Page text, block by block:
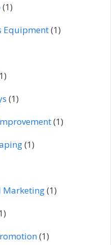
(1)
Equipment(1)
(1)
(1)
(1)
Marketing(1)
(1)